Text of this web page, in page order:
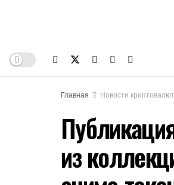
Главная
Новости криптовалют
из